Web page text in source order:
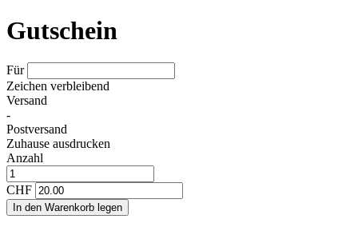
Gutschein
Für
Zeichen verbleibend
Versand
-
Postversand
Zuhause ausdrucken
Anzahl
CHF
In den Warenkorb legen